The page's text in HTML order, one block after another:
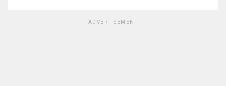
ADVERTISEMENT